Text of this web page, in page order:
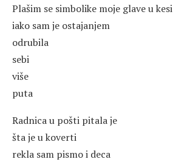
Plašim se simbolike moje glave u kesi
iako sam je ostajanjem
odrubila
sebi
više
puta
Radnica u pošti pitala je
šta je u koverti
rekla sam pismo i deca